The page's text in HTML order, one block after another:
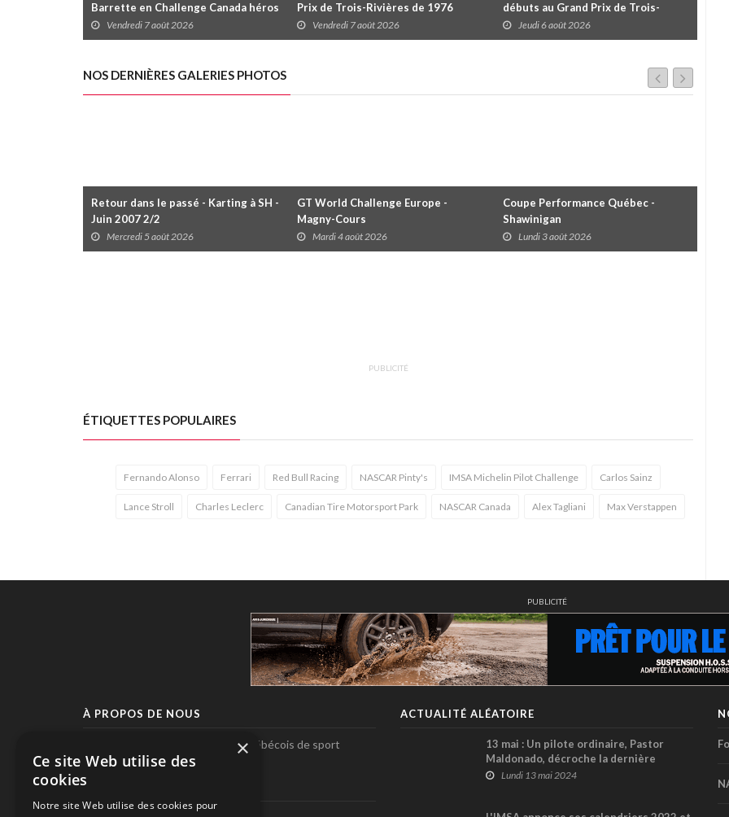
Barrette en Challenge Canada héros
des premières courses du week-end
au GP3R
Vendredi 7 août 2026
Prix de Trois-Rivières de 1976
Vendredi 7 août 2026
débuts au Grand Prix de Trois-
Rivières avec un format inspiré de
Daytona
Jeudi 6 août 2026
NOS DERNIÈRES GALERIES PHOTOS
Retour dans le passé - Karting à SH -
Juin 2007 2/2
Mercredi 5 août 2026
GT World Challenge Europe -
Magny-Cours
Mardi 4 août 2026
Coupe Performance Québec -
Shawinigan
Lundi 3 août 2026
PUBLICITÉ
ÉTIQUETTES POPULAIRES
Fernando Alonso Ferrari Red Bull Racing NASCAR Pinty's IMSA Michelin Pilot Challenge Carlos Sainz
Lance Stroll Charles Leclerc Canadian Tire Motorsport Park NASCAR Canada Alex Tagliani Max Verstappen
PUBLICITÉ
À PROPOS DE NOUS
Pole-Position, le seul magazine québécois de sport
automobile.
SUIVEZ-NOUS
ACTUALITÉ ALÉATOIRE
13 mai : Un pilote ordinaire, Pastor
Maldonado, décroche la dernière
victoire de l’écurie Williams en 2012
Lundi 13 mai 2024
×
Ce site Web utilise des
cookies
Notre site Web utilise des cookies pour